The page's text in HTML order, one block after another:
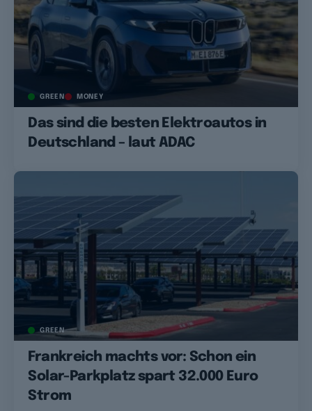
GREEN MONEY
Das sind die besten Elektroautos in
Deutschland – laut ADAC
GREEN
Frankreich machts vor: Schon ein
Solar-Parkplatz spart 32.000 Euro
Strom